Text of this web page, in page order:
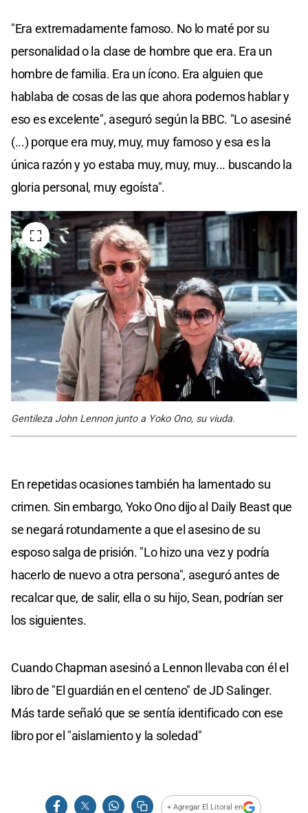
"Era extremadamente famoso. No lo maté por su
personalidad o la clase de hombre que era. Era un
hombre de familia. Era un ícono. Era alguien que
hablaba de cosas de las que ahora podemos hablar y
eso es excelente", aseguró según la BBC. "Lo asesiné
(...) porque era muy, muy, muy famoso y esa es la
única razón y yo estaba muy, muy, muy... buscando la
gloria personal, muy egoísta".
Gentileza John Lennon junto a Yoko Ono, su viuda.
En repetidas ocasiones también ha lamentado su
crimen. Sin embargo, Yoko Ono dijo al Daily Beast que
se negará rotundamente a que el asesino de su
esposo salga de prisión. "Lo hizo una vez y podría
hacerlo de nuevo a otra persona", aseguró antes de
recalcar que, de salir, ella o su hijo, Sean, podrían ser
los siguientes.
Cuando Chapman asesinó a Lennon llevaba con él el
libro de "El guardián en el centeno" de JD Salinger.
Más tarde señaló que se sentía identificado con ese
libro por el "aislamiento y la soledad"
+ Agregar El Litoral en